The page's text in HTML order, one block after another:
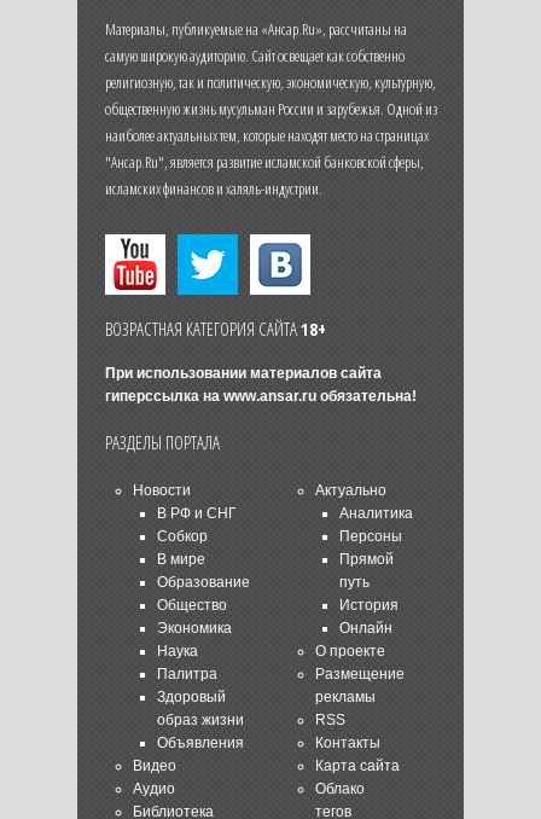
Материалы, публикуемые на «Ансар.Ru», рассчитаны на
самую широкую аудиторию. Сайт освещает как собственно
религиозную, так и политическую, экономическую, культурную,
общественную жизнь мусульман России и зарубежья. Одной из
наиболее актуальных тем, которые находят место на страницах
"Ансар.Ru", является развитие исламской банковской сферы,
исламских финансов и халяль-индустрии.
ВОЗРАСТНАЯ КАТЕГОРИЯ САЙТА18+
При использовании материалов сайта
гиперссылка на www.ansar.ruобязательна!
РАЗДЕЛЫ ПОРТАЛА
Новости
В РФ и СНГ
Собкор
В мире
Образование
Общество
Экономика
Наука
Палитра
Здоровый
образ жизни
Объявления
Видео
Аудио
Библиотека
Актуально
Аналитика
Персоны
Прямой
путь
История
Онлайн
О проекте
Размещение
рекламы
RSS
Контакты
Карта сайта
Облако
тегов